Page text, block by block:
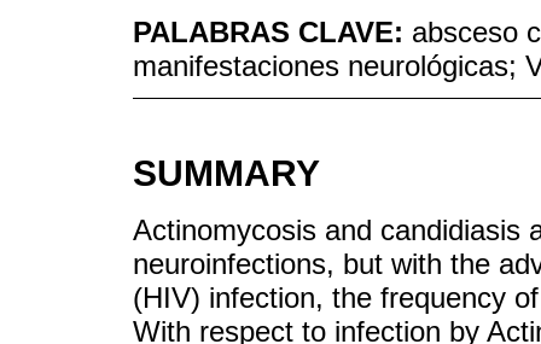
PALABRAS CLAVE: absceso
manifestaciones neurológicas;
SUMMARY
Actinomycosis and candidiasis
neuroinfections, but with the
(HIV) infection, the frequency
With respect to infection by